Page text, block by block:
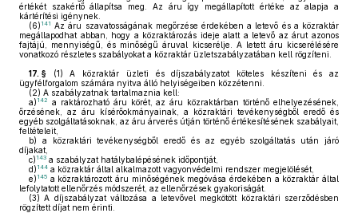
értékét szakértő állapítsa meg. Az áru így megállapított értéke az alapja a
kártérítési igénynek.
(6) 141 Az áru szavatosságának megőrzése érdekében a letevő és a közraktár
megállapodhat abban, hogy a közraktározás ideje alatt a letevő az árut azonos
fajtájú, mennyiségű, és minőségű áruval kicserélje. A letett áru kicserélésére
vonatkozó részletes szabályokat a közraktár üzletszabályzatában kell rögzíteni.
17. § (1) A közraktár üzleti és díjszabályzatot köteles készíteni és az
ügyfélforgalom számára nyitva álló helyiségeiben közzétenni.
(2) A szabályzatnak tartalmaznia kell:
a) 142
a raktározható áru körét, az áru közraktárban történő elhelyezésének,
őrzésének, az áru kísérőokmányainak, a közraktári tevékenységből eredő és
egyéb szolgáltatásoknak, az áru árverés útján történő értékesítésének szabályait,
feltételeit,
b) a közraktári tevékenységből eredő és az egyéb szolgáltatás után járó
díjakat,
c) 143 a szabályzat hatálybalépésének időpontját,
d) 144 a közraktár által alkalmazott vagyonvédelmi rendszer megjelölését,
e) 145 a közraktározott áru minőségének megóvása érdekében a közraktár által
lefolytatott ellenőrzés módszerét, az ellenőrzések gyakoriságát.
(3) A díjszabályzat változása a letevővel megkötött közraktári szerződésben
rögzített díjat nem érinti.